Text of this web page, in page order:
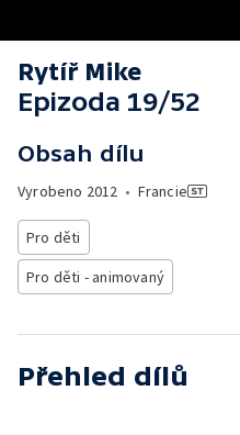
Rytíř Mike
Epizoda 19/52
Obsah dílu
Vyrobeno 2012 • Francie
Pro děti
Pro děti - animovaný
Přehled dílů